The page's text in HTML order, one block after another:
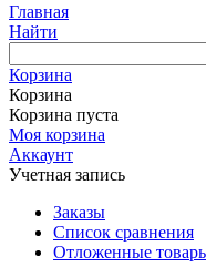
Главная
Найти
Корзина
Корзина
Корзина пуста
Моя корзина
Аккаунт
Учетная запись
Заказы
Список сравнения
Отложенные